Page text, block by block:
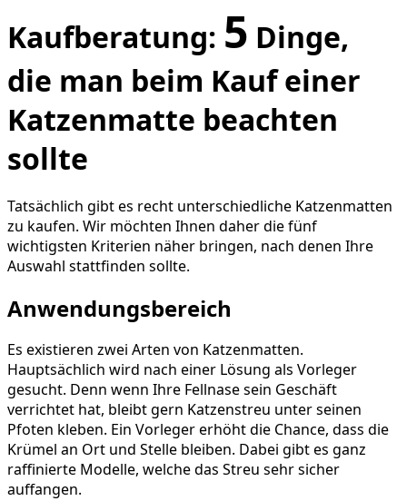
Kaufberatung: 5 Dinge,
die man beim Kauf einer
Katzenmatte beachten
sollte
Tatsächlich gibt es recht unterschiedliche Katzenmatten
zu kaufen. Wir möchten Ihnen daher die fünf
wichtigsten Kriterien näher bringen, nach denen Ihre
Auswahl stattfinden sollte.
Anwendungsbereich
Es existieren zwei Arten von Katzenmatten.
Hauptsächlich wird nach einer Lösung als Vorleger
gesucht. Denn wenn Ihre Fellnase sein Geschäft
verrichtet hat, bleibt gern Katzenstreu unter seinen
Pfoten kleben. Ein Vorleger erhöht die Chance, dass die
Krümel an Ort und Stelle bleiben. Dabei gibt es ganz
raffinierte Modelle, welche das Streu sehr sicher
auffangen.